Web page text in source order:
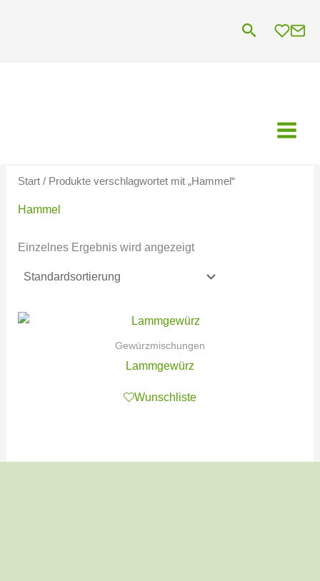
Suchen
Start/ Produkte verschlagwortet mit „Hammel“
Hammel
Einzelnes Ergebnis wird angezeigt
Gewürzmischungen
Lammgewürz
Wunschliste